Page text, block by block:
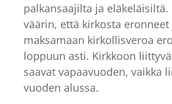
palkansaajilta ja eläkeläisiltä.
väärin, että kirkosta
maksamaan kirkollisveroa
loppuun asti. Kirkkoon
saavat vapaavuoden, vaikka
vuoden alussa.